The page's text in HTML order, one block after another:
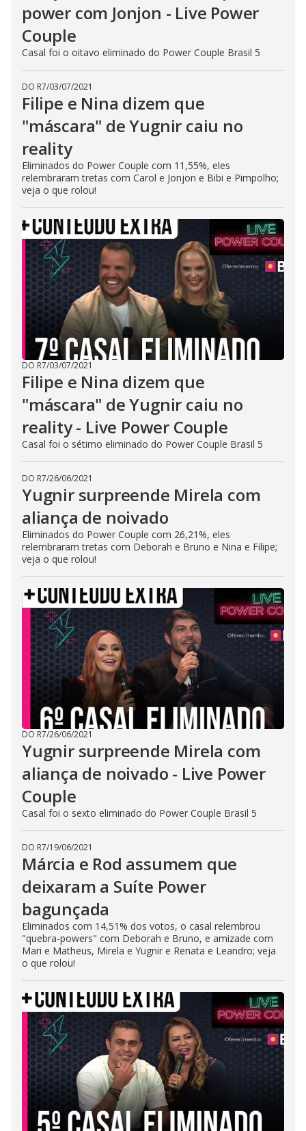
power com Jonjon - Live Power
Couple
Casal foi o oitavo eliminado do Power Couple Brasil 5
DO R7/03/07/2021
Filipe e Nina dizem que
"máscara" de Yugnir caiu no
reality
Eliminados do Power Couple com 11,55%, eles
relembraram tretas com Carol e Jonjon e Bibi e Pimpolho;
veja o que rolou!
DO R7/03/07/2021
Filipe e Nina dizem que
"máscara" de Yugnir caiu no
reality - Live Power Couple
Casal foi o sétimo eliminado do Power Couple Brasil 5
DO R7/26/06/2021
Yugnir surpreende Mirela com
aliança de noivado
Eliminados do Power Couple com 26,21%, eles
relembraram tretas com Deborah e Bruno e Nina e Filipe;
veja o que rolou!
DO R7/26/06/2021
Yugnir surpreende Mirela com
aliança de noivado - Live Power
Couple
Casal foi o sexto eliminado do Power Couple Brasil 5
DO R7/19/06/2021
Márcia e Rod assumem que
deixaram a Suíte Power
bagunçada
Eliminados com 14,51% dos votos, o casal relembrou
"quebra-powers" com Deborah e Bruno, e amizade com
Mari e Matheus, Mirela e Yugnir e Renata e Leandro; veja
o que rolou!